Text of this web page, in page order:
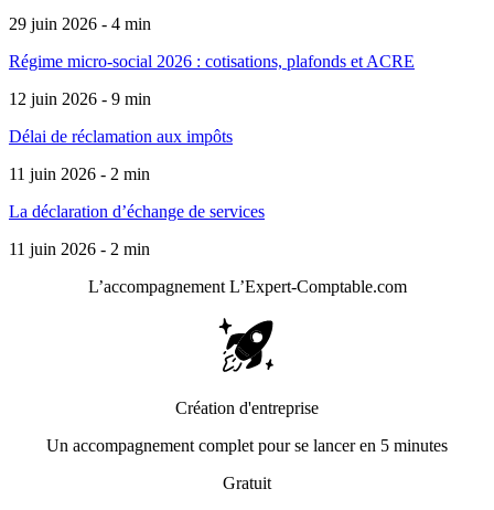
29 juin 2026 - 4 min
Régime micro-social 2026 : cotisations, plafonds et ACRE
12 juin 2026 - 9 min
Délai de réclamation aux impôts
11 juin 2026 - 2 min
La déclaration d’échange de services
11 juin 2026 - 2 min
L’accompagnement L’Expert-Comptable.com
Création d'entreprise
Un accompagnement complet pour se lancer en 5 minutes
Gratuit